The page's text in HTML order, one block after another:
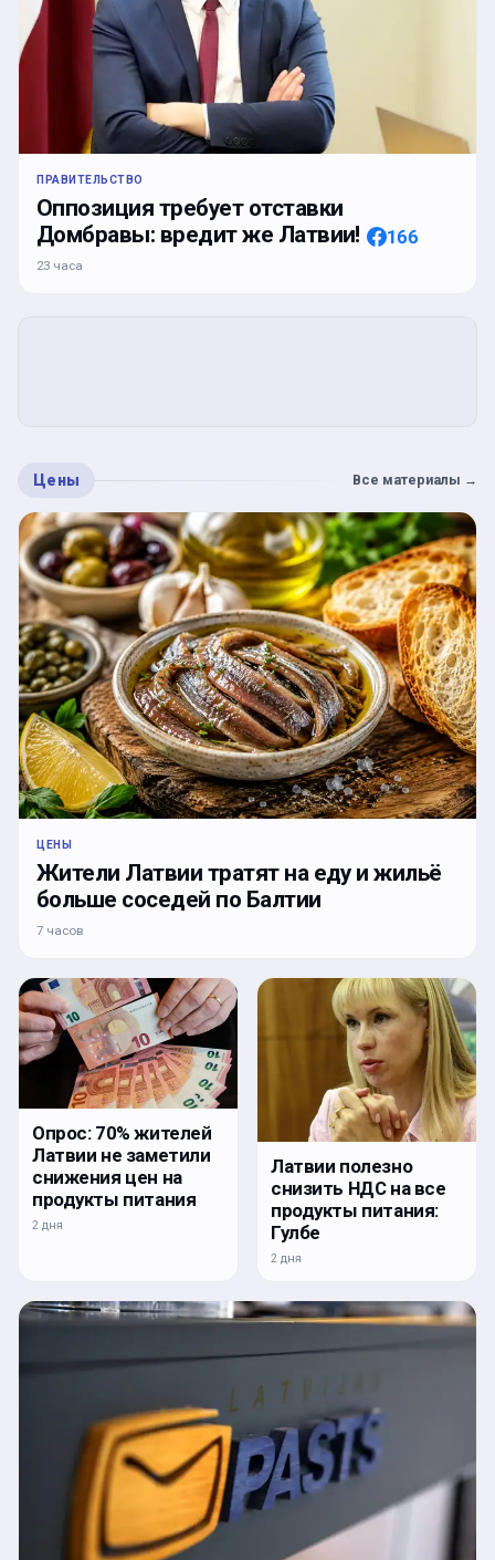
ПРАВИТЕЛЬСТВО
Оппозиция требует отставки
Домбравы: вредит же Латвии!
166
23 часа
Цены Все материалы →
ЦЕНЫ
Жители Латвии тратят на еду и жильё
больше соседей по Балтии
7 часов
Опрос: 70% жителей
Латвии не заметили
снижения цен на
продукты питания
2 дня
Латвии полезно
снизить НДС на все
продукты питания:
Гулбе
2 дня